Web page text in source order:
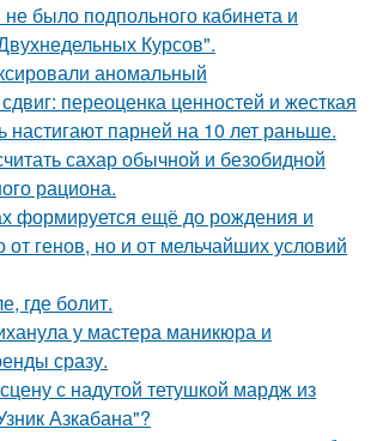
было подпольного кабинета и
Курсов".
аномальный
переоценка ценностей и жесткая
настигают парней на 10 лет раньше.
сахар обычной и безобидной
рациона.
формируется ещё до рождения и
от генов, но и от мельчайших условий
где болит.
у мастера маникюра и
сразу.
с надутой тетушкой мардж из
Азкабана"?